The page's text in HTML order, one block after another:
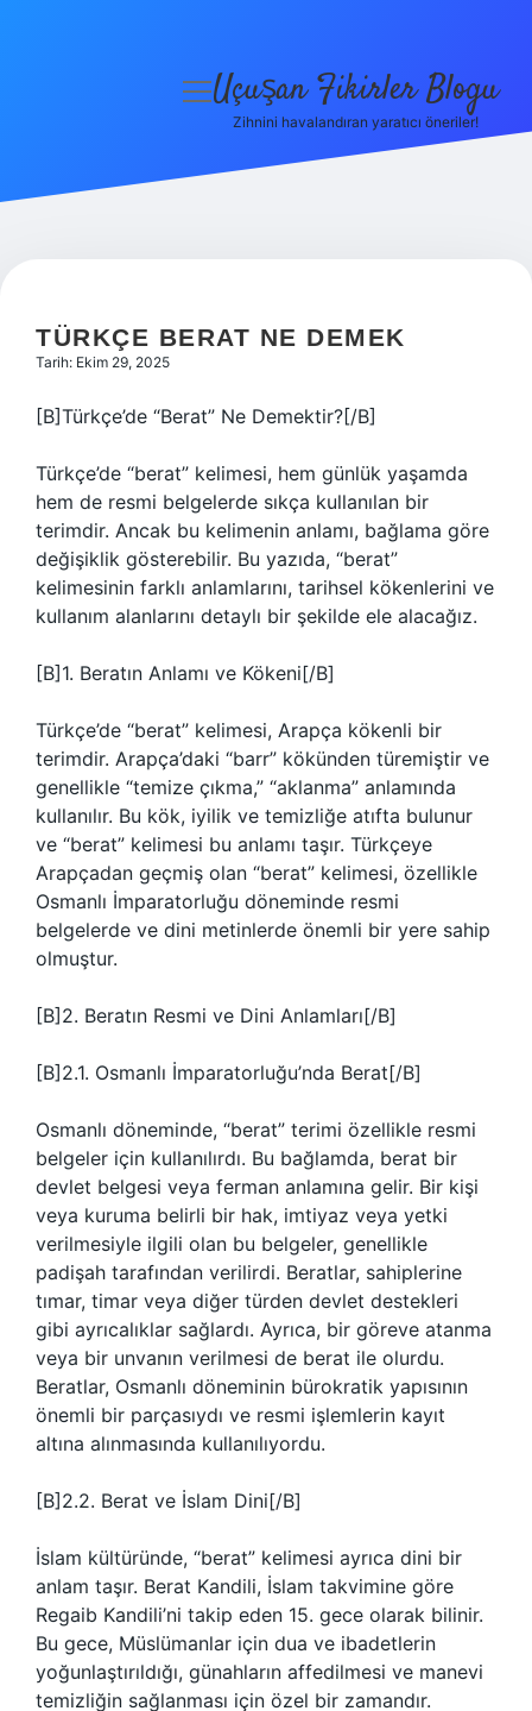
Hakkımızda
menüyü
Uçuşan Fikirler Blogu
Zihnini havalandıran yaratıcı öneriler!
TÜRKÇE BERAT NE DEMEK
Tarih: Ekim 29, 2025
[B]Türkçe’de “Berat” Ne Demektir?[/B]
Türkçe’de “berat” kelimesi, hem günlük yaşamda
hem de resmi belgelerde sıkça kullanılan bir
terimdir. Ancak bu kelimenin anlamı, bağlama göre
değişiklik gösterebilir. Bu yazıda, “berat”
kelimesinin farklı anlamlarını, tarihsel kökenlerini ve
kullanım alanlarını detaylı bir şekilde ele alacağız.
[B]1. Beratın Anlamı ve Kökeni[/B]
Türkçe’de “berat” kelimesi, Arapça kökenli bir
terimdir. Arapça’daki “barr” kökünden türemiştir ve
genellikle “temize çıkma,” “aklanma” anlamında
kullanılır. Bu kök, iyilik ve temizliğe atıfta bulunur
ve “berat” kelimesi bu anlamı taşır. Türkçeye
Arapçadan geçmiş olan “berat” kelimesi, özellikle
Osmanlı İmparatorluğu döneminde resmi
belgelerde ve dini metinlerde önemli bir yere sahip
olmuştur.
[B]2. Beratın Resmi ve Dini Anlamları[/B]
[B]2.1. Osmanlı İmparatorluğu’nda Berat[/B]
Osmanlı döneminde, “berat” terimi özellikle resmi
belgeler için kullanılırdı. Bu bağlamda, berat bir
devlet belgesi veya ferman anlamına gelir. Bir kişi
veya kuruma belirli bir hak, imtiyaz veya yetki
verilmesiyle ilgili olan bu belgeler, genellikle
padişah tarafından verilirdi. Beratlar, sahiplerine
tımar, timar veya diğer türden devlet destekleri
gibi ayrıcalıklar sağlardı. Ayrıca, bir göreve atanma
veya bir unvanın verilmesi de berat ile olurdu.
Beratlar, Osmanlı döneminin bürokratik yapısının
önemli bir parçasıydı ve resmi işlemlerin kayıt
altına alınmasında kullanılıyordu.
[B]2.2. Berat ve İslam Dini[/B]
İslam kültüründe, “berat” kelimesi ayrıca dini bir
anlam taşır. Berat Kandili, İslam takvimine göre
Regaib Kandili’ni takip eden 15. gece olarak bilinir.
Bu gece, Müslümanlar için dua ve ibadetlerin
yoğunlaştırıldığı, günahların affedilmesi ve manevi
temizliğin sağlanması için özel bir zamandır.